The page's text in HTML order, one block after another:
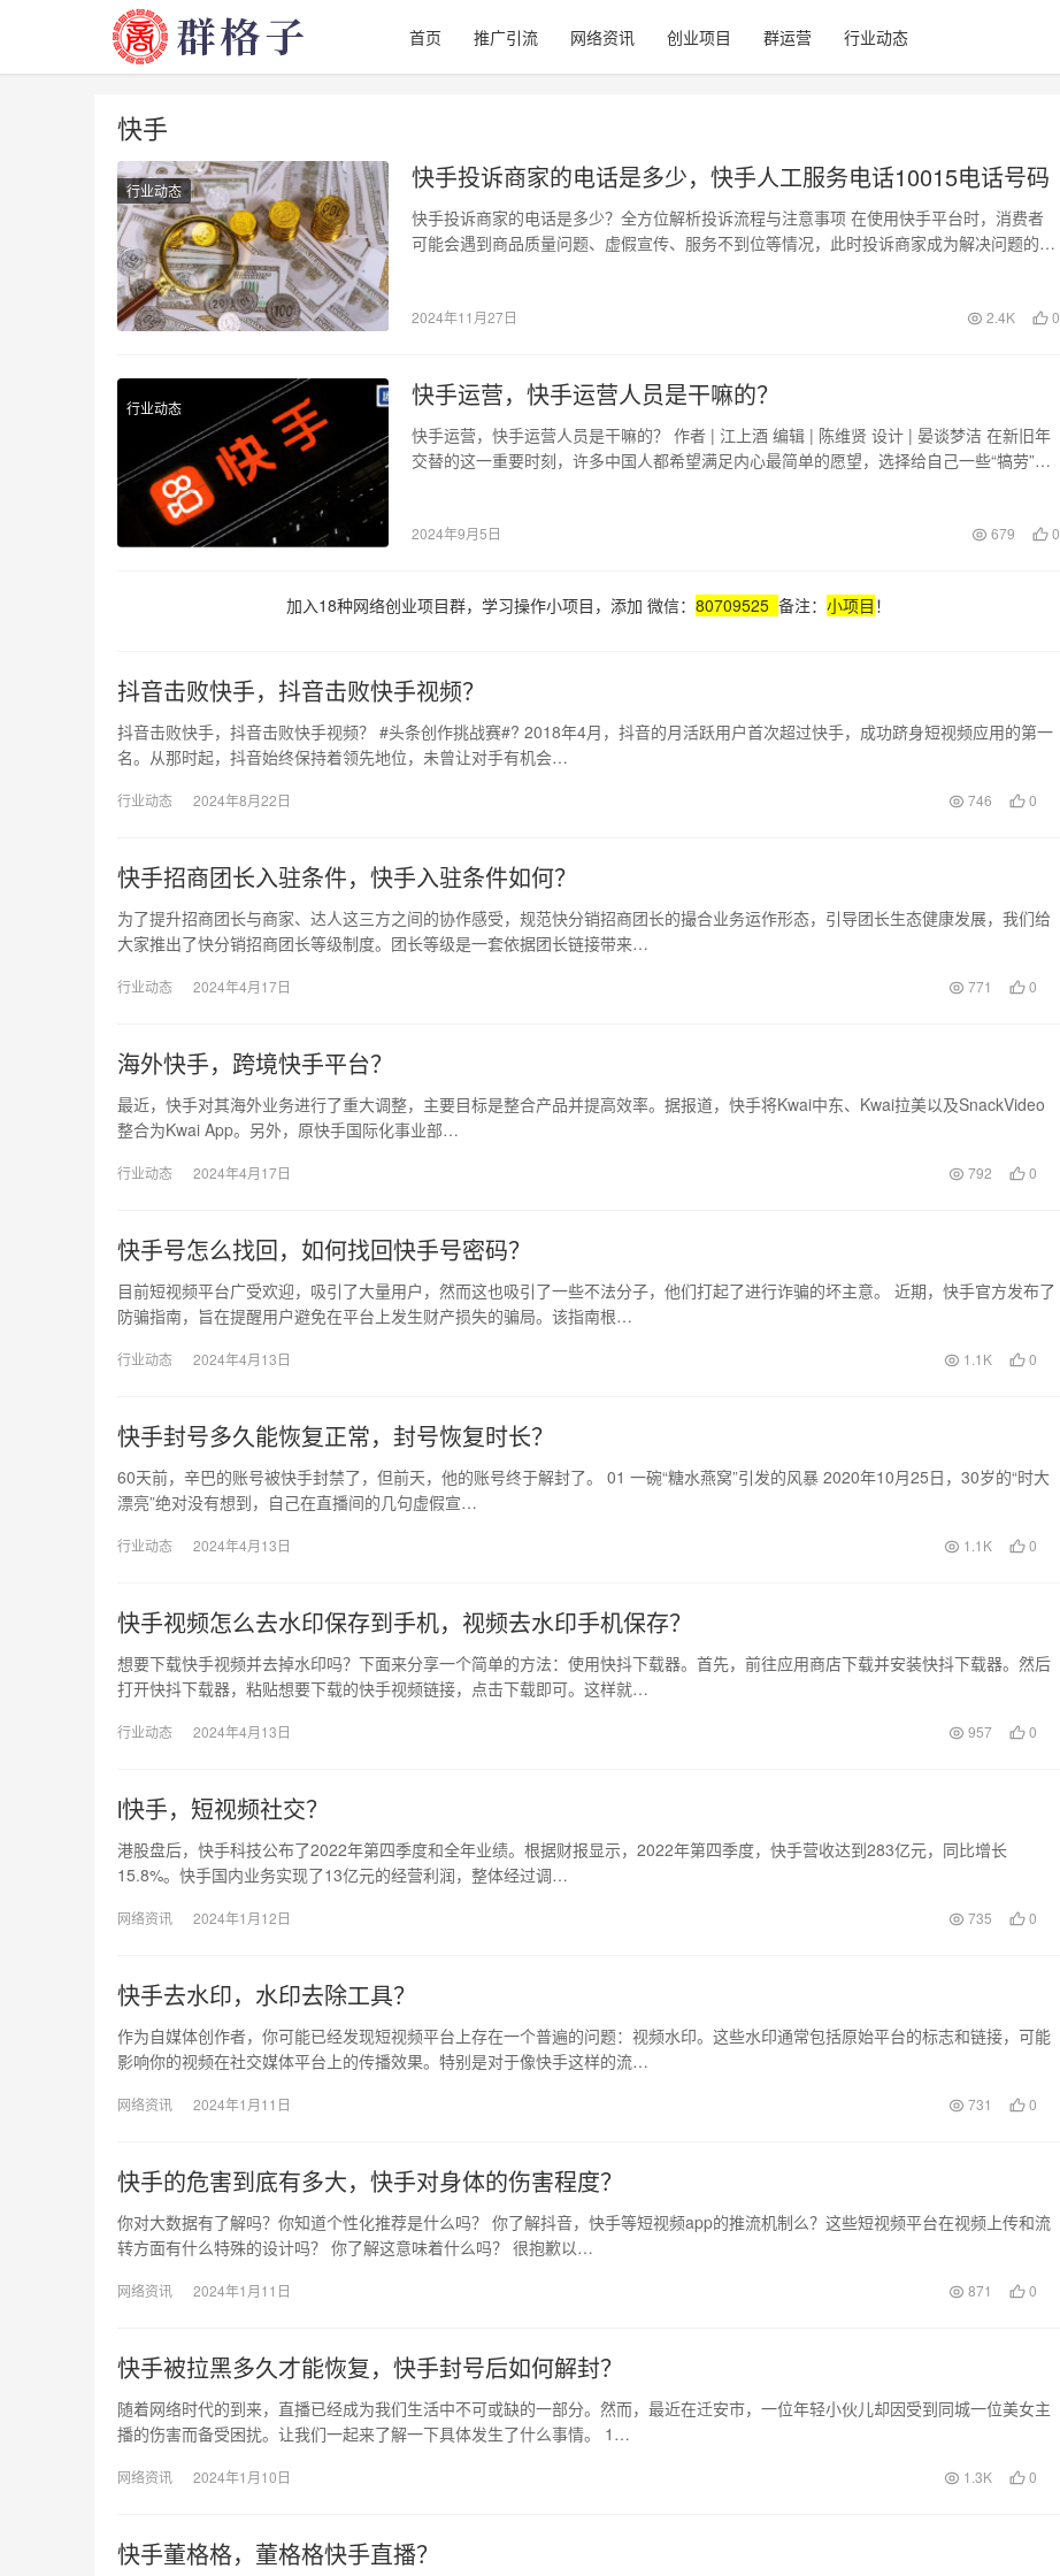
首页 推广引流 网络资讯 创业项目 群运营 行业动态
快手
行业动态 快手投诉商家的电话是多少，快手人工服务电话10015电话号码
快手投诉商家的电话是多少？全方位解析投诉流程与注意事项 在使用快手平台时，消费者
可能会遇到商品质量问题、虚假宣传、服务不到位等情况，此时投诉商家成为解决问题的重
2024年11月27日 2.4K 0
行业动态 快手运营，快手运营人员是干嘛的？
快手运营，快手运营人员是干嘛的？ 作者 | 江上酒 编辑 | 陈维贤 设计 | 晏谈梦洁 在新旧年
交替的这一重要时刻，许多中国人都希望满足内心最简单的愿望，选择给自己一些“犒劳”，
2024年9月5日 679 0
加入18种网络创业项目群，学习操作小项目，添加 微信： 80709525 备注： 小项目 ！
抖音击败快手，抖音击败快手视频？
抖音击败快手，抖音击败快手视频？ #头条创作挑战赛#? 2018年4月，抖音的月活跃用户首次超过快手，成功跻身短视频应用的第一
名。从那时起，抖音始终保持着领先地位，未曾让对手有机会…
行业动态 2024年8月22日 746 0
快手招商团长入驻条件，快手入驻条件如何？
为了提升招商团长与商家、达人这三方之间的协作感受，规范快分销招商团长的撮合业务运作形态，引导团长生态健康发展，我们给
大家推出了快分销招商团长等级制度。团长等级是一套依据团长链接带来…
行业动态 2024年4月17日 771 0
海外快手，跨境快手平台？
最近，快手对其海外业务进行了重大调整，主要目标是整合产品并提高效率。据报道，快手将Kwai中东、Kwai拉美以及SnackVideo
整合为Kwai App。另外，原快手国际化事业部…
行业动态 2024年4月17日 792 0
快手号怎么找回，如何找回快手号密码？
目前短视频平台广受欢迎，吸引了大量用户，然而这也吸引了一些不法分子，他们打起了进行诈骗的坏主意。 近期，快手官方发布了
防骗指南，旨在提醒用户避免在平台上发生财产损失的骗局。该指南根…
行业动态 2024年4月13日 1.1K 0
快手封号多久能恢复正常，封号恢复时长？
60天前，辛巴的账号被快手封禁了，但前天，他的账号终于解封了。 01 一碗“糖水燕窝”引发的风暴 2020年10月25日，30岁的“时大
漂亮”绝对没有想到，自己在直播间的几句虚假宣…
行业动态 2024年4月13日 1.1K 0
快手视频怎么去水印保存到手机，视频去水印手机保存？
想要下载快手视频并去掉水印吗？下面来分享一个简单的方法：使用快抖下载器。首先，前往应用商店下载并安装快抖下载器。然后
打开快抖下载器，粘贴想要下载的快手视频链接，点击下载即可。这样就…
行业动态 2024年4月13日 957 0
l快手，短视频社交？
港股盘后，快手科技公布了2022年第四季度和全年业绩。根据财报显示，2022年第四季度，快手营收达到283亿元，同比增长
15.8%。快手国内业务实现了13亿元的经营利润，整体经过调…
网络资讯 2024年1月12日 735 0
快手去水印，水印去除工具？
作为自媒体创作者，你可能已经发现短视频平台上存在一个普遍的问题：视频水印。这些水印通常包括原始平台的标志和链接，可能
影响你的视频在社交媒体平台上的传播效果。特别是对于像快手这样的流…
网络资讯 2024年1月11日 731 0
快手的危害到底有多大，快手对身体的伤害程度？
你对大数据有了解吗？你知道个性化推荐是什么吗？ 你了解抖音，快手等短视频app的推流机制么？这些短视频平台在视频上传和流
转方面有什么特殊的设计吗？ 你了解这意味着什么吗？ 很抱歉以…
网络资讯 2024年1月11日 871 0
快手被拉黑多久才能恢复，快手封号后如何解封？
随着网络时代的到来，直播已经成为我们生活中不可或缺的一部分。然而，最近在迁安市，一位年轻小伙儿却因受到同城一位美女主
播的伤害而备受困扰。让我们一起来了解一下具体发生了什么事情。 1…
网络资讯 2024年1月10日 1.3K 0
快手董格格，董格格快手直播？